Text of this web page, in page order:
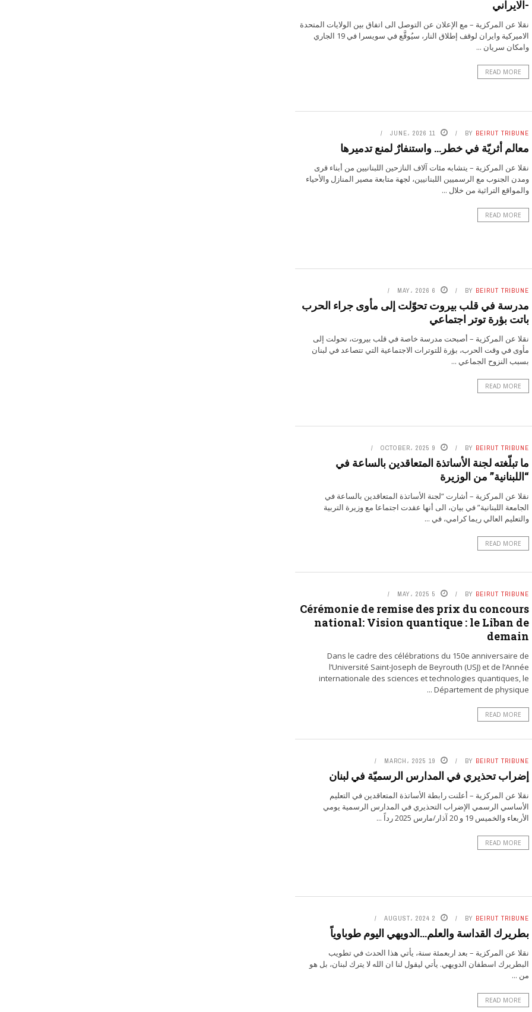
-الايراني
نقلا عن المركزية – مع الإعلان عن التوصل الى اتفاق بين الولايات المتحدة
الاميركية وايران لوقف إطلاق النار، سيُوقَّع في سويسرا في 19 الجاري
وامكان سريان ...
READ MORE
BY BEIRUT TRIBUNE 11 JUNE، 2026
معالم أثريّة في خطر… واستنفارٌ لمنع تدميرها
نقلا عن المركزية – يتشابه مئات آلاف النازحين اللبنانيين من أبناء قرى
ومدن الجنوب مع الرسميين اللبنانيين، لجهة متابعة مصير المنازل والأحياء
والمواقع التراثية من خلال ...
READ MORE
BY BEIRUT TRIBUNE 6 MAY، 2026
مدرسة في قلب بيروت تحوّلت إلى مأوى جراء الحرب
باتت بؤرة توتر اجتماعي
نقلا عن المركزية – أصبحت مدرسة خاصة في قلب بيروت، تحولت إلى
مأوى في وقت الحرب، بؤرة للتوترات الاجتماعية التي تتصاعد في لبنان
بسبب النزوح الجماعي ...
READ MORE
BY BEIRUT TRIBUNE 9 OCTOBER، 2025
ما تبلّغته لجنة الأساتذة المتعاقدين بالساعة في
“اللبنانية” من الوزيرة
نقلا عن المركزية – أشارت “لجنة الأساتذة المتعاقدين بالساعة في
الجامعة اللبنانية” في بيان، الى أنها عقدت اجتماعا مع وزيرة التربية
والتعليم العالي ريما كرامي، في ...
READ MORE
BY BEIRUT TRIBUNE 5 MAY، 2025
Cérémonie de remise des prix du concours
national: Vision quantique : le Liban de
demain
Dans le cadre des célébrations du 150e anniversaire de
l’Université Saint-Joseph de Beyrouth (USJ) et de l’Année
internationale des sciences et technologies quantiques, le
Département de physique ...
READ MORE
BY BEIRUT TRIBUNE 19 MARCH، 2025
إضراب تحذيري في المدارس الرسميّة في لبنان
نقلا عن المركزية – أعلنت رابطة الأساتذة المتعاقدين في التعليم
الأساسي الرسمي الإضراب التحذيري في المدارس الرسمية يومي
الأربعاء والخميس 19 و 20 آذار/مارس 2025 رداً ...
READ MORE
BY BEIRUT TRIBUNE 2 AUGUST، 2024
بطريرك القداسة والعلم…الدويهي اليوم طوباوياً
نقلا عن المركزية – بعد اربعمئة سنة، يأتي هذا الحدث في تطويب
البطريرك اسطفان الدويهي. يأتي ليقول لنا ان الله لا يترك لبنان، بل هو
من ...
READ MORE